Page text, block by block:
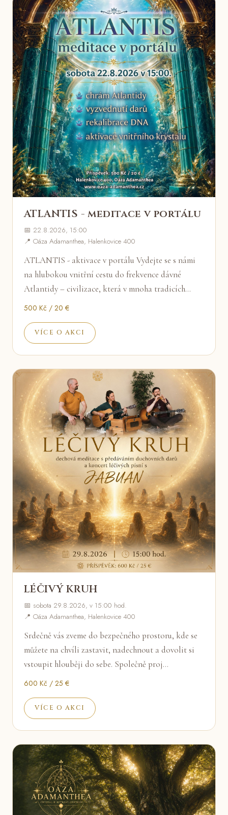
ATLANTIS - meditace v portálu
📅 22.8.2026, 15:00
📍 Oáza Adamanthea, Halenkovice 400
ATLANTIS - aktivace v portálu Vydejte se s námi
na hlubokou vnitřní cestu do frekvence dávné
Atlantidy – civilizace, která v mnoha tradicích…
500 Kč / 20 €
VÍCE O AKCI
LÉČIVÝ KRUH
📅 sobota 29.8.2026, v 15:00 hod.
📍 Oáza Adamanthea, Halenkovice 400
Srdečně vás zveme do bezpečného prostoru, kde se
můžete na chvíli zastavit, nadechnout a dovolit si
vstoupit hlouběji do sebe. Společně proj…
600 Kč / 25 €
VÍCE O AKCI